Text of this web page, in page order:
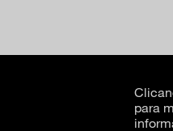
para